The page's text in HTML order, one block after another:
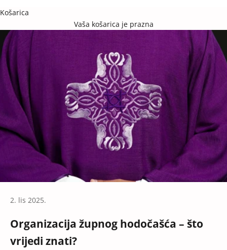
Košarica
Vaša košarica je prazna
2. lis 2025.
Organizacija župnog hodočašća – što
vrijedi znati?